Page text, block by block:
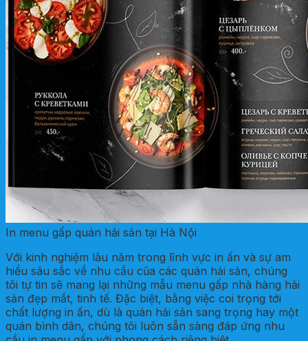
In menu gấp quán hải sản tại Hà Nội
Với kinh nghiệm lâu năm trong lĩnh vực in ấn và sự am
hiểu sâu sắc về nhu cầu của các quán hải sản, chúng
tôi tự tin sẽ mang lại những mẫu menu gấp nhà hàng hải
sản đẹp mắt, tinh tế. Đặc biệt, bằng việc coi trọng tới
chất lượng in ấn, dù là quán hải sản sang trọng hay một
quán bình dân, chúng tôi luôn sẵn sàng đáp ứng nhu